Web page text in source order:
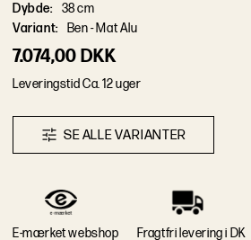
7.074,00 DKK
Leveringstid Ca. 12 uger
SEALLEVAR ANTER
Dybde:
38 cm
Variant: Ben - Mat Alu
E-mærket webshop Fragtfri levering i DK